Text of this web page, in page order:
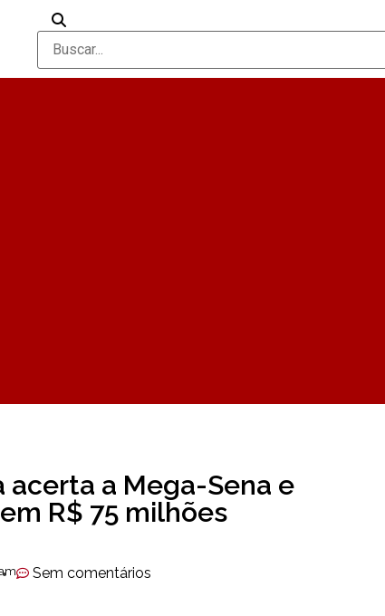
acerta a Mega-Sena e
R$ 75 milhões
Sem comentários